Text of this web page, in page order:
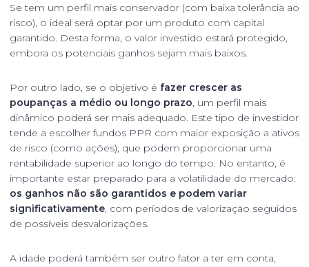
Se tem um perfil mais conservador (com baixa tolerância ao
risco), o ideal será optar por um produto com capital
garantido. Desta forma, o valor investido estará protegido,
embora os potenciais ganhos sejam mais baixos.
Por outro lado, se o objetivo é fazer crescer as
poupanças a médio ou longo prazo, um perfil mais
dinâmico poderá ser mais adequado. Este tipo de investidor
tende a escolher fundos PPR com maior exposição a ativos
de risco (como ações), que podem proporcionar uma
rentabilidade superior ao longo do tempo. No entanto, é
importante estar preparado para a volatilidade do mercado:
os ganhos não são garantidos e podem variar
significativamente, com períodos de valorização seguidos
de possíveis desvalorizações.
A idade poderá também ser outro fator a ter em conta,